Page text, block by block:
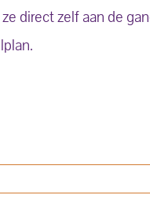
direct zelf aan de